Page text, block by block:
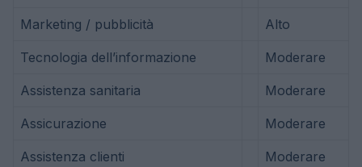
Marketing / pubblicità Alto
Tecnologia dell’informazione Moderare
Assistenza sanitaria Moderare
Assicurazione Moderare
Assistenza clienti Moderare